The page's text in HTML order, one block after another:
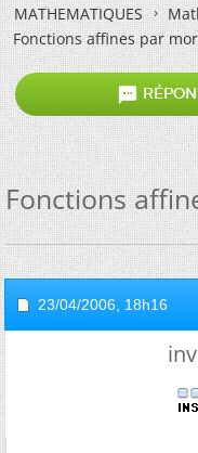
MATHEMATIQUES
Fonctions affines par

Fonctions
23/04/2006, 18h16